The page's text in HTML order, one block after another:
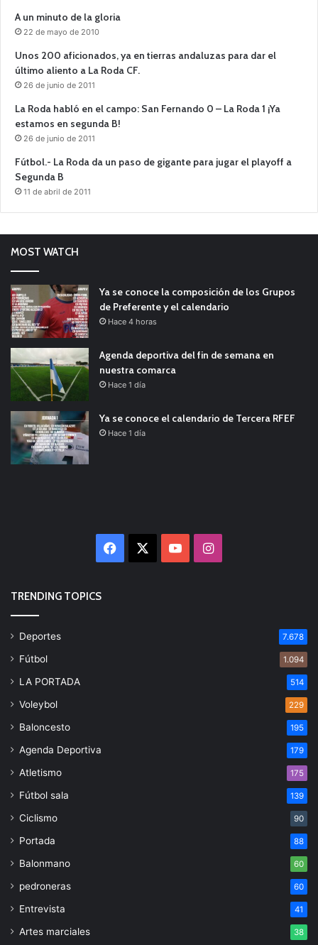
A un minuto de la gloria
22 de mayo de 2010
Unos 200 aficionados, ya en tierras andaluzas para dar el
último aliento a La Roda CF.
26 de junio de 2011
La Roda habló en el campo: San Fernando 0 – La Roda 1 ¡Ya
estamos en segunda B!
26 de junio de 2011
Fútbol.- La Roda da un paso de gigante para jugar el playoff a
Segunda B
11 de abril de 2011
MOST WATCH
Ya se conoce la composición de los Grupos
de Preferente y el calendario
Hace 4 horas
Agenda deportiva del fin de semana en
nuestra comarca
Hace 1 día
Ya se conoce el calendario de Tercera RFEF
Hace 1 día
Facebook YouTubeInstagram
TRENDING TOPICS
Deportes 7.678
Fútbol 1.094
LA PORTADA 514
Voleybol 229
Baloncesto 195
Agenda Deportiva 179
Atletismo 175
Fútbol sala 139
Ciclismo 90
Portada 88
Balonmano 60
pedroneras 60
Entrevista 41
Artes marciales 38